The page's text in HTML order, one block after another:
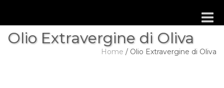
Toggle
Olio Extravergine di Oliva
Home / Olio Extravergine di Oliva